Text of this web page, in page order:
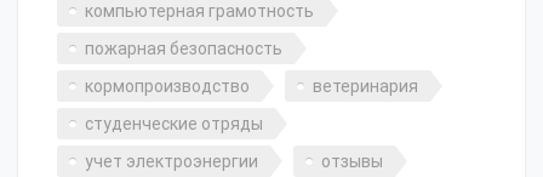
компьютерная грамотность
пожарная безопасность
кормопроизводство
ветеринария
студенческие отряды
учет электроэнергии
отзывы